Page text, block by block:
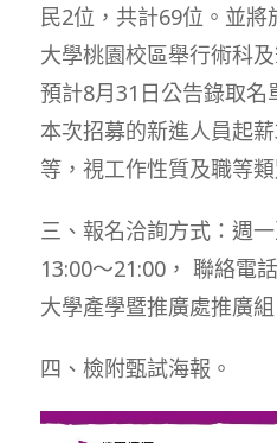
民2位，共計69位。並
大學桃園校區舉行術科
預計8月31日公告錄取名
本次招募的新進人員起
等，視工作性質及職等
三、報名洽詢方式：週
13:00～21:00， 聯絡電
大學產學暨推廣處推廣組
四、檢附甄試海報。